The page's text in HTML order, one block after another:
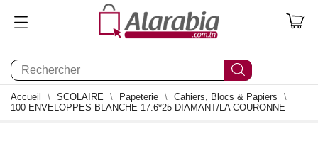
0
Accueil SCOLAIRE Papeterie
Cahiers, Blocs & Papiers
100 ENVELOPPES BLANCHE 17.6*25 DIAMANT/LA COURONNE